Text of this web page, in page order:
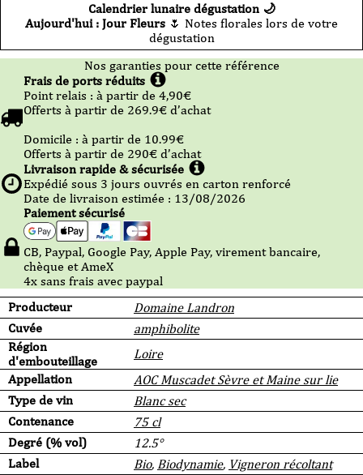
Calendrier lunaire dégustation 🌙
Aujourd'hui : Jour Fleurs 🌷 Notes florales lors de votre
dégustation
Producteur
Domaine Landron
Cuvée
amphibolite
Région
d'embouteillage
Loire
Appellation
AOC Muscadet Sèvre et Maine sur lie
Type de vin
Blanc sec
Contenance
75 cl
Degré (% vol)
12.5°
Label
Bio, Biodynamie, Vigneron récoltant
Nos garanties pour cette référence
Frais de ports réduits
Point relais : à partir de 4,90€
Offerts à partir de 269.9€ d’achat
Domicile : à partir de 10.99€
Offerts à partir de 290€ d’achat
Livraison rapide & sécurisée
Expédié sous 3 jours ouvrés en carton renforcé
Date de livraison estimée : 13/08/2026
Paiement sécurisé
CB, Paypal, Google Pay, Apple Pay, virement bancaire,
chèque et AmeX
4x sans frais avec paypal